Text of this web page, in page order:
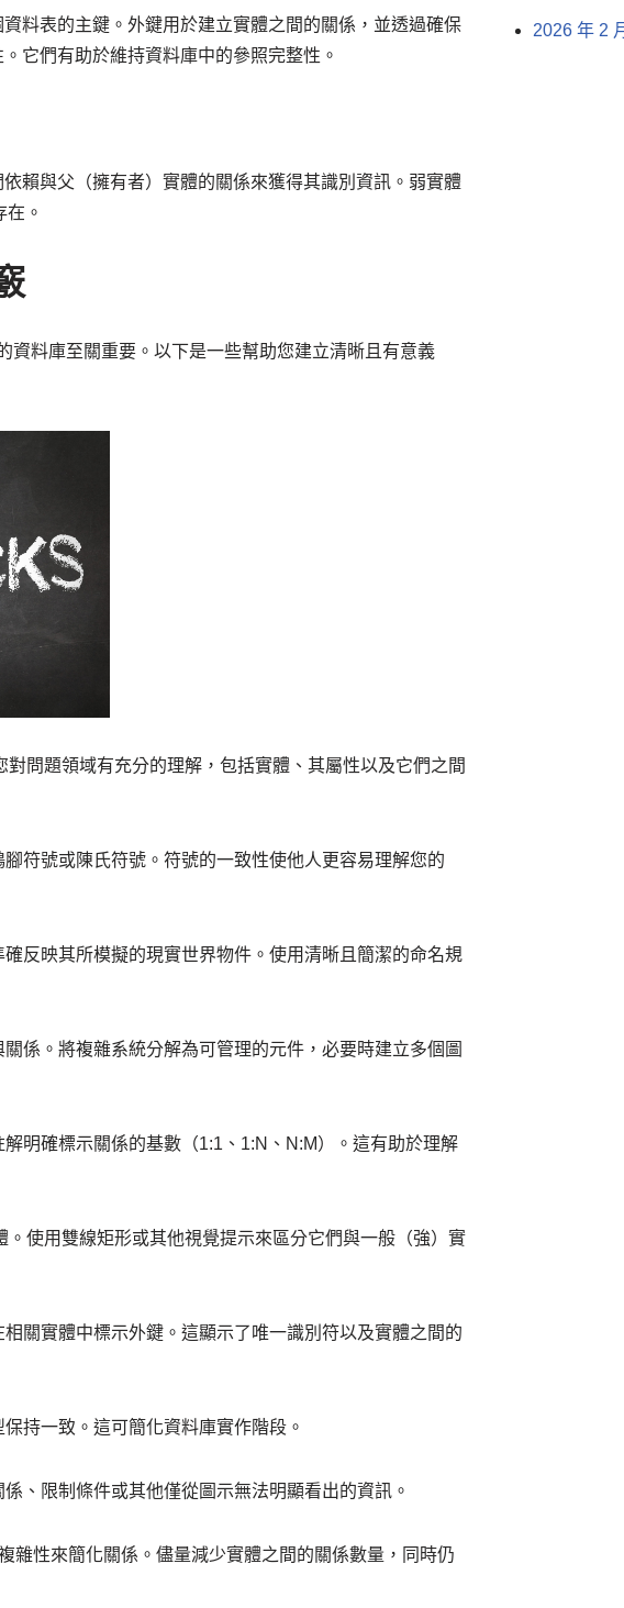
料表的主鍵。外鍵用於建立實體之間的關係，並透過確保
它們有助於維持資料庫中的參照完整性。
賴與父（擁有者）實體的關係來獲得其識別資訊。弱實體
。
資料庫至關重要。以下是一些幫助您建立清晰且有意義
問題領域有充分的理解，包括實體、其屬性以及它們之間
符號或陳氏符號。符號的一致性使他人更容易理解您的
反映其所模擬的現實世界物件。使用清晰且簡潔的命名規
係。將複雜系統分解為可管理的元件，必要時建立多個圖
明確標示關係的基數（1:1、1:N、N:M）。這有助於理解
使用雙線矩形或其他視覺提示來區分它們與一般（強）實
關實體中標示外鍵。這顯示了唯一識別符以及實體之間的
持一致。這可簡化資料庫實作階段。
、限制條件或其他僅從圖示無法明顯看出的資訊。
雜性來簡化關係。儘量減少實體之間的關係數量，同時仍
2026 年 2